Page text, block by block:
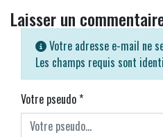
Laisser un
Votre adresse e-mail ne
Les champs requis sont
Votre pseudo*